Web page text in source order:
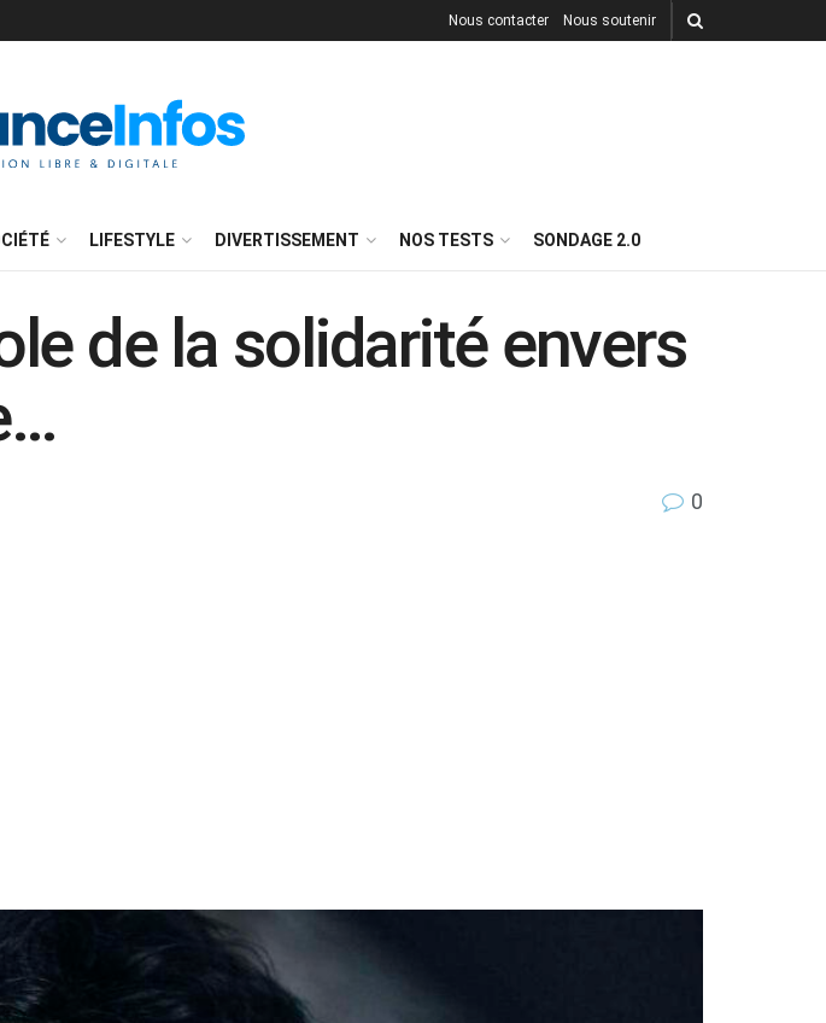
Nous contacter Nous soutenir
LIFESTYLE DIVERTISSEMENT NOS TESTS SONDAGE 2.0
de la solidarité envers
0